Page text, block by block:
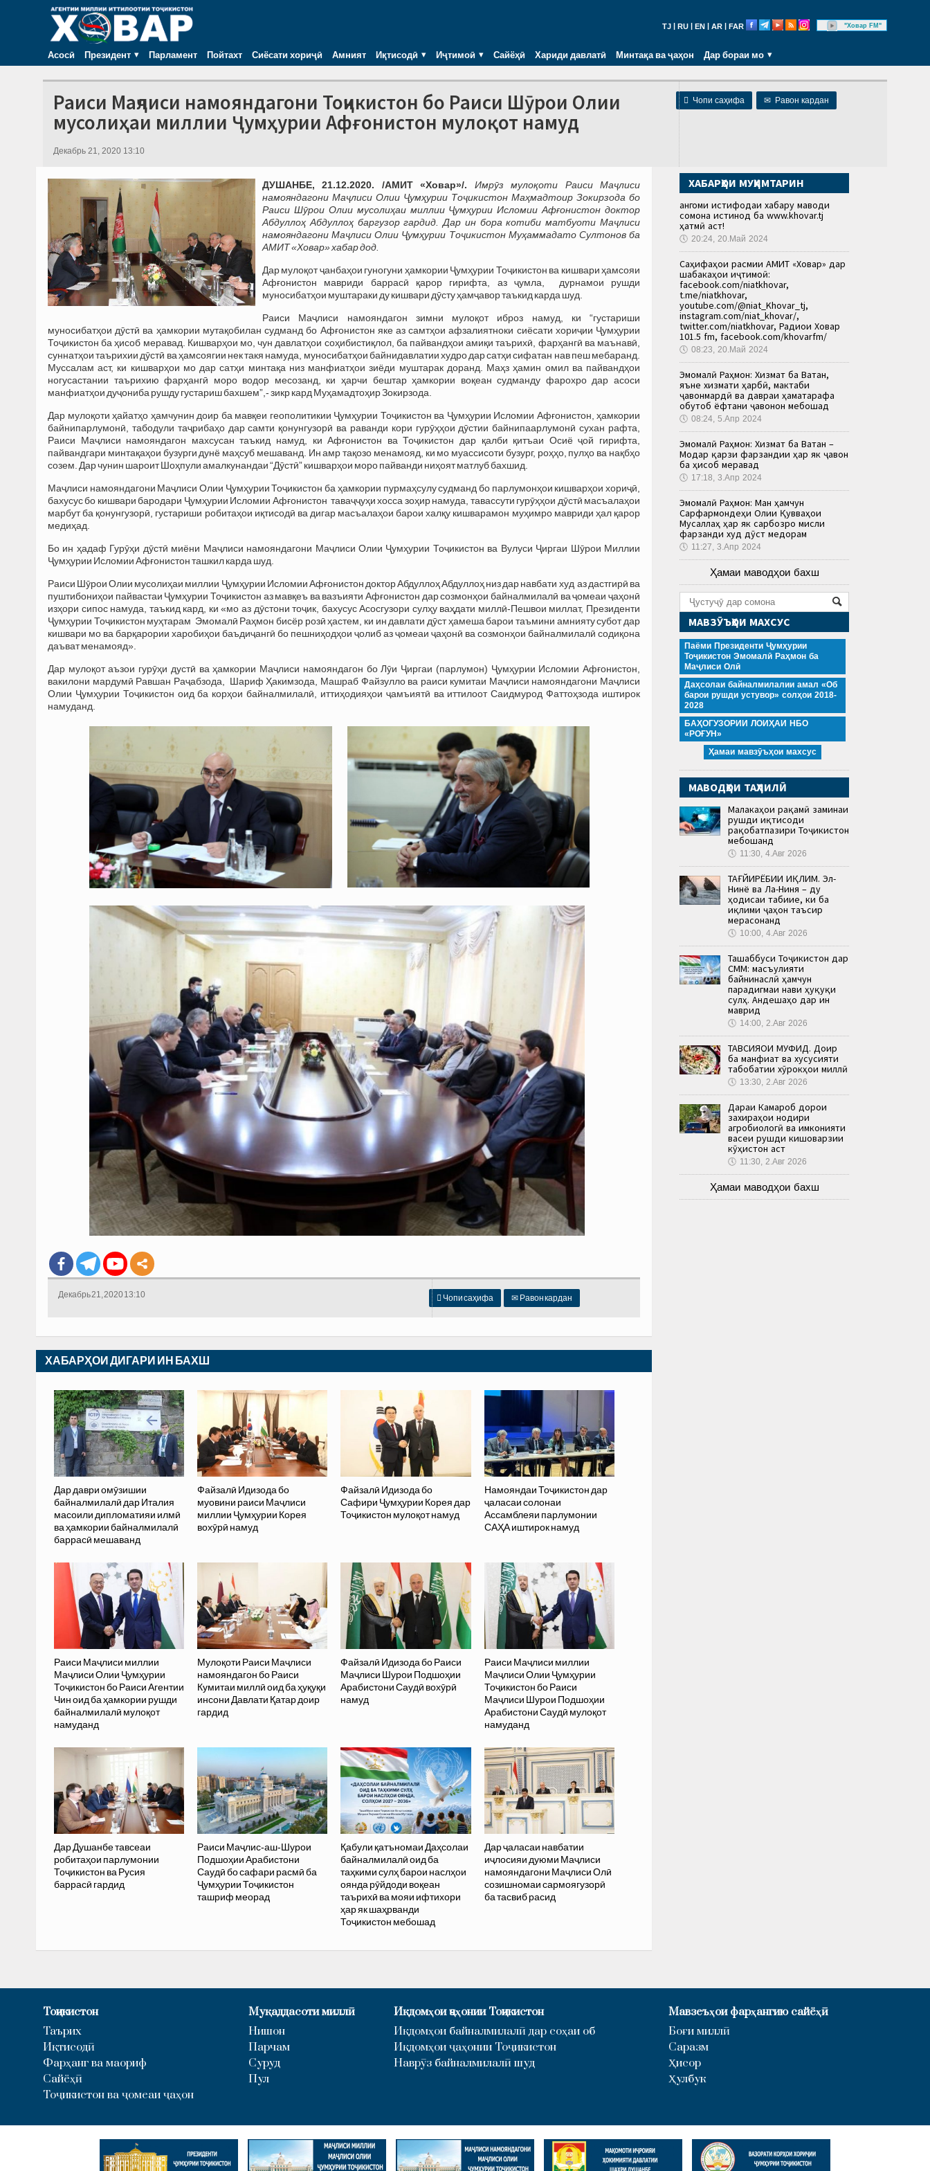
TJ RU EN AR FAR "Ховар FM"
Асосӣ Президент Парламент Пойтахт Сиёсати хориҷӣ Амният Иқтисодӣ Иҷтимоӣ Сайёҳӣ Хариди давлатӣ Минтақа ва ҷаҳон Дар бораи мо
 Чопи саҳифа ✉ Равон кардан
Раиси Маҷлиси намояндагони Тоҷикистон бо Раиси Шӯрои Олии
мусолиҳаи миллии Ҷумҳурии Афғонистон мулоқот намуд
Декабрь 21, 2020 13:10
ДУШАНБЕ, 21.12.2020. /АМИТ «Ховар»/.
Имрӯз мулоқоти Раиси Маҷлиси
намояндагони Маҷлиси Олии Ҷумҳурии Тоҷикистон Маҳмадтоир Зокирзода бо
Раиси Шӯрои Oлии мусолиҳаи миллии Ҷумҳурии Исломии Афғонистон доктор
Абдуллоҳ Абдуллоҳ баргузор гардид. Дар ин бора котиби матбуоти Маҷлиси
намояндагони Маҷлиси Олии Ҷумҳурии Тоҷикистон Муҳаммадато Султонов ба
АМИТ «Ховар» хабар дод.
Дар мулоқот ҷанбаҳои гуногуни ҳамкории Ҷумҳурии Тоҷикистон ва кишвари ҳамсояи
Афғонистон мавриди баррасӣ қарор гирифта, аз ҷумла, дурнамои рушди
муносибатҳои муштараки ду кишвари дӯсту ҳамҷавор таъкид карда шуд.
Раиси Маҷлиси намояндагон зимни мулоқот иброз намуд, ки “густариши
муносибатҳои дӯстӣ ва ҳамкории мутақобилан судманд бо Афғонистон яке аз самтҳои афзалиятноки сиёсати хориҷии Ҷумҳурии
Тоҷикистон ба ҳисоб меравад. Кишварҳои мо, чун давлатҳои соҳибистиқлол, ба пайвандҳои амиқи таърихӣ, фарҳангӣ ва маънавӣ,
суннатҳои таърихии дӯстӣ ва ҳамсоягии нек такя намуда, муносибатҳои байнидавлатии худро дар сатҳи сифатан нав пеш мебаранд.
Муссалам аст, ки кишварҳои мо дар сатҳи минтақа низ манфиатҳои зиёди муштарак доранд. Маҳз ҳамин омил ва пайвандҳои
ногусастании таърихию фарҳангӣ моро водор месозанд, ки ҳарчи бештар ҳамкории воқеан судманду фарохро дар асоси
манфиатҳои дуҷониба рушду густариш бахшем”,- зикр кард Муҳамадтоҳир Зокирзода.
Дар мулоқоти ҳайатҳо ҳамчунин доир ба мавқеи геополитикии Ҷумҳурии Тоҷикистон ва Ҷумҳурии Исломии Афғонистон, ҳамкории
байнипарлумонӣ, табодули таҷрибаҳо дар самти қонунгузорӣ ва раванди кори гурӯҳҳои дӯстии байнипаарлумонӣ сухан рафта,
Раиси Маҷлиси намояндагон махсусан таъкид намуд, ки Афғонистон ва Тоҷикистон дар қалби қитъаи Осиё ҷой гирифта,
пайвандгари минтақаҳои бузурги дунё маҳсуб мешаванд. Ин амр тақозо менамояд, ки мо муассисоти бузург, роҳҳо, пулҳо ва нақбҳо
созем. Дар чунин шароит Шоҳпули амалкунандаи “Дӯстӣ” кишварҳои моро пайванди ниҳоят матлуб бахшид.
Маҷлиси намояндагони Маҷлиси Олии Ҷумҳурии Тоҷикистон ба ҳамкории пурмаҳсулу судманд бо парлумонҳои кишварҳои хориҷӣ,
бахусус бо кишвари бародари Ҷумҳурии Исломии Афғонистон таваҷҷуҳи хосса зоҳир намуда, тавассути гурӯҳҳои дӯстӣ масъалаҳои
марбут ба қонунгузорӣ, густариши робитаҳои иқтисодӣ ва дигар масъалаҳои барои халқу кишварамон муҳимро мавриди ҳал қарор
медиҳад.
Бо ин ҳадаф Гурӯҳи дӯстӣ миёни Маҷлиси намояндагони Маҷлиси Олии Ҷумҳурии Тоҷикистон ва Вулуси Ҷиргаи Шӯрои Миллии
Ҷумҳурии Исломии Афғонистон ташкил карда шуд.
Раиси Шӯрои Oлии мусолиҳаи миллии Ҷумҳурии Исломии Афғонистон доктор Абдуллоҳ Абдуллоҳ низ дар навбати худ аз дастгирӣ ва
пуштибониҳои пайвастаи Ҷумҳурии Тоҷикистон аз мавқеъ ва вазъияти Афғонистон дар созмонҳои байналмилалӣ ва ҷомеаи ҷаҳонӣ
изҳори сипос намуда, таъкид кард, ки «мо аз дӯстони тоҷик, бахусус Асосгузори сулҳу ваҳдати миллӣ-Пешвои миллат, Президенти
Ҷумҳурии Тоҷикистон муҳтарам Эмомалӣ Раҳмон бисёр розӣ ҳастем, ки ин давлати дӯст ҳамеша барои таъмини амнияту субот дар
кишвари мо ва барқарории харобиҳои баъдиҷангӣ бо пешниҳодҳои ҷолиб аз ҷомеаи ҷаҳонӣ ва созмонҳои байналмилалӣ содиқона
даъват менамояд».
Дар мулоқот аъзои гурӯҳи дустӣ ва ҳамкории Маҷлиси намояндагон бо Лӯи Ҷиргаи (парлумон) Ҷумҳурии Исломии Афғонистон,
вакилони мардумӣ Равшан Раҷабзода, Шариф Ҳакимзода, Машраб Файзулло ва раиси кумитаи Маҷлиси намояндагони Маҷлиси
Олии Ҷумҳурии Тоҷикистон оид ба корҳои байналмилалӣ, иттиҳодияҳои ҷамъиятӣ ва иттилоот Саидмурод Фаттоҳзода иштирок
намуданд.
 Чопи саҳифа ✉ Равон кардан
Декабрь 21, 2020 13:10
ХАБАРҲОИ ДИГАРИ ИН БАХШ
Дар даври омӯзишии
байналмилалӣ дар Италия
масоили дипломатияи илмӣ
ва ҳамкории байналмилалӣ
баррасӣ мешаванд
Файзалӣ Идизода бо
муовини раиси Маҷлиси
миллии Ҷумҳурии Корея
вохӯрӣ намуд
Файзалӣ Идизода бо
Сафири Ҷумҳурии Корея дар
Тоҷикистон мулоқот намуд
Намояндаи Тоҷикистон дар
ҷаласаи солонаи
Ассамблеяи парлумонии
САҲА иштирок намуд
Раиси Маҷлиси миллии
Маҷлиси Олии Ҷумҳурии
Тоҷикистон бо Раиси Агентии
Чин оид ба ҳамкории рушди
байналмилалӣ мулоқот
намуданд
Мулоқоти Раиси Маҷлиси
намояндагон бо Раиси
Кумитаи миллӣ оид ба ҳуқуқи
инсони Давлати Қатар доир
гардид
Файзалӣ Идизода бо Раиси
Маҷлиси Шурои Подшоҳии
Арабистони Саудӣ вохӯрӣ
намуд
Раиси Маҷлиси миллии
Маҷлиси Олии Ҷумҳурии
Тоҷикистон бо Раиси
Маҷлиси Шурои Подшоҳии
Арабистони Саудӣ мулоқот
намуданд
Дар Душанбе тавсеаи
робитаҳои парлумонии
Тоҷикистон ва Русия
баррасӣ гардид
Раиси Маҷлис-аш-Шурои
Подшоҳии Арабистони
Саудӣ бо сафари расмӣ ба
Ҷумҳурии Тоҷикистон
ташриф меорад
Қабули қатъномаи Даҳсолаи
байналмилалӣ оид ба
таҳкими сулҳ барои наслҳои
оянда рӯйдоди воқеан
таърихӣ ва мояи ифтихори
ҳар як шаҳрванди
Тоҷикистон мебошад
Дар ҷаласаи навбатии
иҷлосияи дуюми Маҷлиси
намояндагони Маҷлиси Олӣ
созишномаи сармоягузорӣ
ба тасвиб расид
ХАБАРҲОИ МУҲИМТАРИН
Ҳангоми истифодаи хабару маводи
сомона истинод ба www.khovar.tj
ҳатмӣ аст!
🕔 20:24, 20.Май 2024
Саҳифаҳои расмии АМИТ «Ховар» дар
шабакаҳои иҷтимоӣ:
facebook.com/niatkhovar,
t.me/niatkhovar,
youtube.com/@niat_Khovar_tj,
instagram.com/niat_khovar/,
twitter.com/niatkhovar, Радиои Ховар
101.5 fm, facebook.com/khovarfm/
🕔 08:23, 20.Май 2024
Эмомалӣ Раҳмон: Хизмат ба Ватан,
яъне хизмати ҳарбӣ, мактаби
ҷавонмардӣ ва давраи ҳаматарафа
обутоб ёфтани ҷавонон мебошад
🕔 08:24, 5.Апр 2024
Эмомалӣ Раҳмон: Хизмат ба Ватан –
Модар қарзи фарзандии ҳар як ҷавон
ба ҳисоб меравад
🕔 17:18, 3.Апр 2024
Эмомалӣ Раҳмон: Ман ҳамчун
Сарфармондеҳи Олии Қувваҳои
Мусаллаҳ ҳар як сарбозро мисли
фарзанди худ дӯст медорам
🕔 11:27, 3.Апр 2024
Ҳамаи маводҳои бахш
МАВЗӮЪҲОИ МАХСУС
Паёми Президенти Ҷумҳурии
Тоҷикистон Эмомалӣ Раҳмон ба
Маҷлиси Олӣ
Даҳсолаи байналмилалии амал «Об
барои рушди устувор» солҳои 2018-
2028
БАҲОГУЗОРИИ ЛОИҲАИ НБО
«РОҒУН»
Ҳамаи мавзӯъҳои махсус
МАВОДҲОИ ТАҲЛИЛӢ
Малакаҳои рақамӣ заминаи
рушди иқтисоди
рақобатпазири Тоҷикистон
мебошанд
🕔 11:30, 4.Авг 2026
ТАҒЙИРЁБИИ ИҚЛИМ. Эл-
Нинё ва Ла-Ниня – ду
ҳодисаи табиие, ки ба
иқлими ҷаҳон таъсир
мерасонанд
🕔 10:00, 4.Авг 2026
Ташаббуси Тоҷикистон дар
СММ: масъулияти
байнинаслӣ ҳамчун
парадигмаи нави ҳуқуқи
сулҳ. Андешаҳо дар ин
маврид
🕔 14:00, 2.Авг 2026
ТАВСИЯҲОИ МУФИД. Доир
ба манфиат ва хусусияти
табобатии хӯрокҳои миллӣ
🕔 13:30, 2.Авг 2026
Дараи Камароб дорои
захираҳои нодири
агробиологӣ ва имконияти
васеи рушди кишоварзии
кӯҳистон аст
🕔 11:30, 2.Авг 2026
Ҳамаи маводҳои бахш
Тоҷикистон
Таърих
Иқтисодӣ
Фарҳанг ва маориф
Сайёҳӣ
Тоҷикистон ва ҷомеаи ҷаҳон
Муқаддасоти миллӣ
Нишон
Парчам
Суруд
Пул
Иқдомҳои ҷаҳонии Тоҷикистон
Иқдомҳои байналмилалӣ дар соҳаи об
Иқдомҳои ҷаҳонии Тоҷикистон
Наврӯз байналмилалӣ шуд
Мавзеъҳои фарҳангию сайёҳӣ
Боғи миллӣ
Саразм
Ҳисор
Ҳулбук